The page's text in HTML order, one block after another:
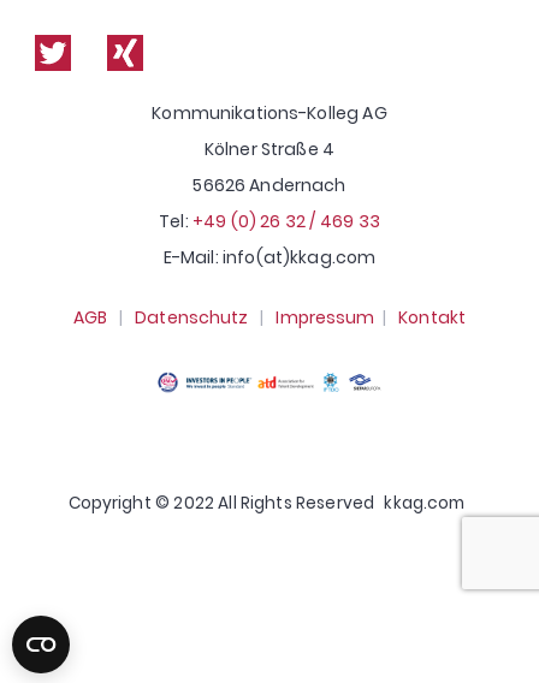
Kommunikations-Kolleg AG
Kölner Straße 4
56626 Andernach
Tel: +49 (0) 26 32 / 469 33
E-Mail: info(at)kkag.com
AGB |Datenschutz |Impressum |Kontakt
Copyright © 2022 All Rights Reserved kkag.com